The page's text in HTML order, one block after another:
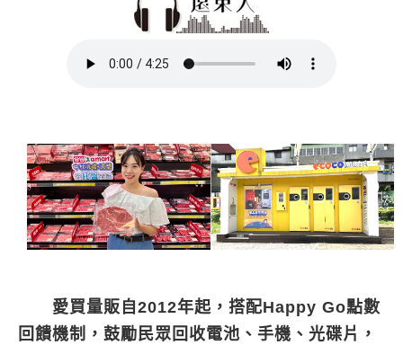
愛買量販自2012年起，搭配Happy Go點數
回饋機制，鼓勵民眾回收電池、手機、光碟片，